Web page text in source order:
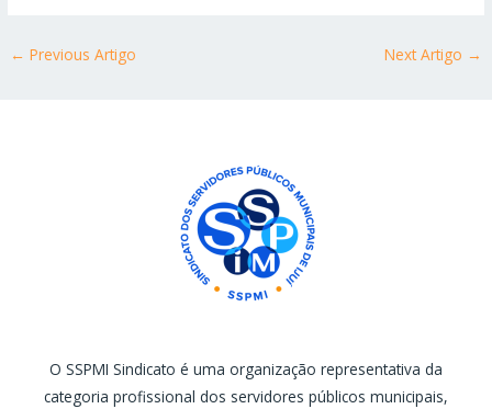
← Previous Artigo Next Artigo →
O SSPMI Sindicato é uma organização representativa da
categoria profissional dos servidores públicos municipais,